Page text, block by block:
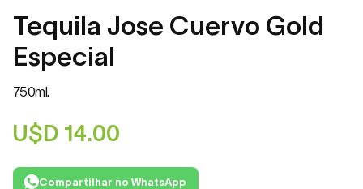
Tequila Jose Cuervo Gold
Especial
750ml.
U$D 14.00
Compartilhar no WhatsApp